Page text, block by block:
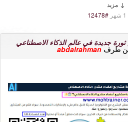
مزيد
#12478
جديدة في عالم الذكاء الاصطناعي
من طرفabdalrahman